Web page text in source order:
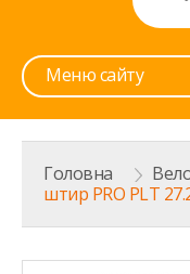
Меню сайту
Головна >
штир PRO PLT